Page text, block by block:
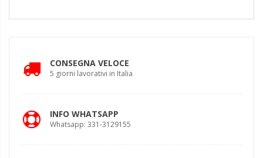
CONSEGNA VELOCE
5 giorni lavorativi in Italia
INFO WHATSAPP
Whatsapp: 331-3129155